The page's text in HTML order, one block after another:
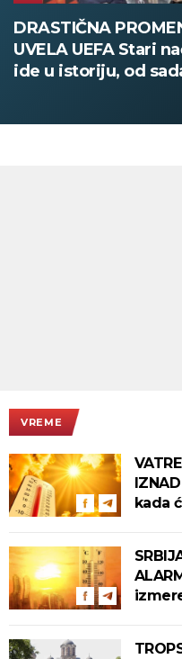
POŽAR U VRTIĆU NA
Deca i zaposleni
VREME
kada